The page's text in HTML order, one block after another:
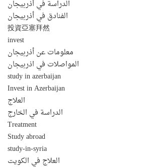
الدراسة في أذربيجان
الفنادق في أذربيجان
投資亞塞拜然
invest
معلومات عن أذربيجان
المواصلات في اذربيجان
study in azerbaijan
Invest in Azerbaijan
العلاج
الدراسة في الخارج
Treatment
Study abroad
study-in-syria
العلاج في الكويت